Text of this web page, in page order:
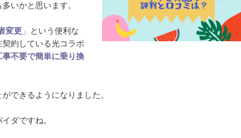
いかと思います。
変更 」という便利な
約している光コラボ
事不要で簡単に乗り換
できるようになりました。
ダですね。